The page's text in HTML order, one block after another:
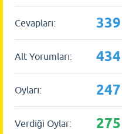
Cevapları: 339
Alt Yorumları: 434
Oyları: 247
Verdiği Oylar: 275